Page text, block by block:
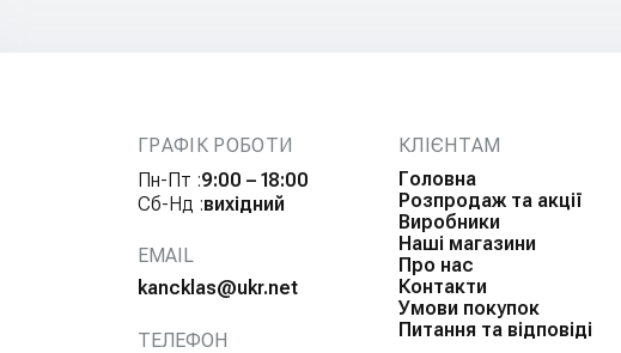
ГРАФІК РОБОТИ
Пн-Пт :9:00 – 18:00
Сб-Нд :вихідний
EMAIL
kancklas@ukr.net
ТЕЛЕФОН
КЛІЄНТАМ
Головна
Розпродаж та акції
Виробники
Наші магазини
Про нас
Контакти
Умови покупок
Питання та відповіді